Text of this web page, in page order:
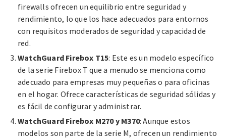
firewalls ofrecen un equilibrio entre seguridad y
rendimiento, lo que los hace adecuados para entornos
con requisitos moderados de seguridad y capacidad de
red.
WatchGuard Firebox T15: Este es un modelo específico
de la serie Firebox T que a menudo se menciona como
adecuado para empresas muy pequeñas o para oficinas
en el hogar. Ofrece características de seguridad sólidas y
es fácil de configurar y administrar.
WatchGuard Firebox M270 y M370: Aunque estos
modelos son parte de la serie M, ofrecen un rendimiento